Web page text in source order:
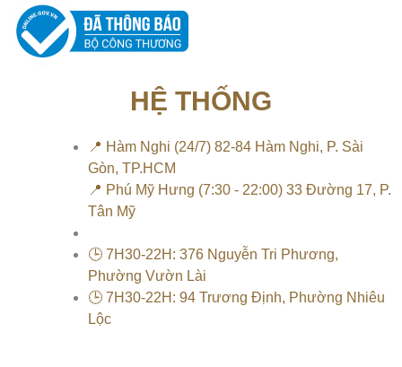
HỆ THỐNG
📍 Hàm Nghi (24/7) 82-84 Hàm Nghi, P. Sài
Gòn, TP.HCM
📍 Phú Mỹ Hưng (7:30 - 22:00) 33 Đường 17, P.
Tân Mỹ
🕒 7H30-22H: 376 Nguyễn Tri Phương,
Phường Vườn Lài
🕒 7H30-22H: 94 Trương Định, Phường Nhiêu
Lộc